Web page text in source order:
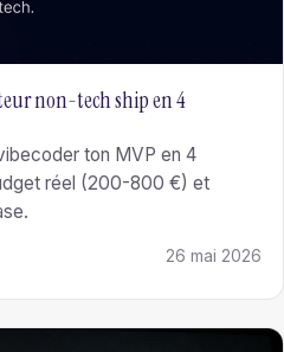
non-tech ship en 4
ton MVP en 4
réel (200-800 €) et
26 mai 2026